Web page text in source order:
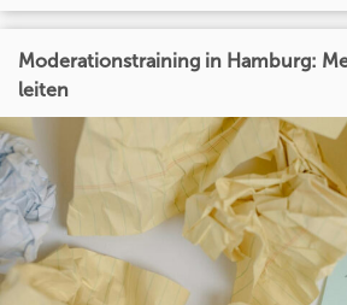
Moderationstraining in Hamburg:
leiten